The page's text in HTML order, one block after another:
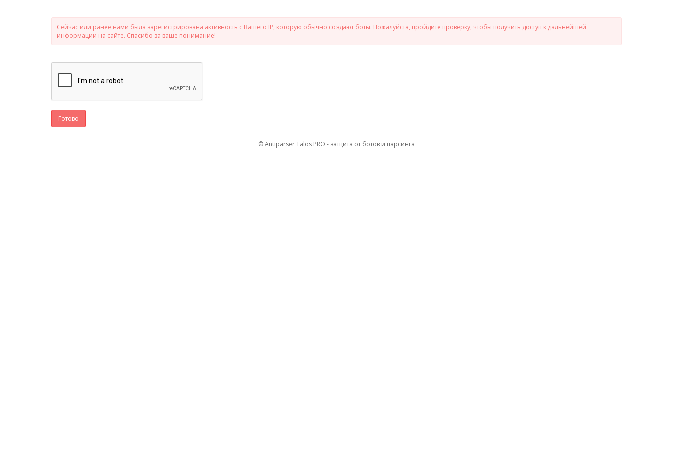
Сейчас или ранее нами была зарегистрирована активность с Вашего IP, которую обычно создают боты. Пожалуйста, пройдите проверку, чтобы получить доступ к дальнейшей
информации на сайте. Спасибо за ваше понимание!
Готово
© Antiparser Talos PRO - защита от ботов и парсинга